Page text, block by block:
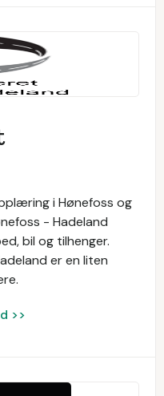
i Hønefoss og
- Hadeland
bil og tilhenger.
er en liten
>>